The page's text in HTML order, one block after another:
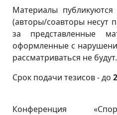
Материалы
(авторы/соавторы несут
за представленные
оформленные с
рассматриваться не будут.
Срок подачи тезисов - до
Конференция